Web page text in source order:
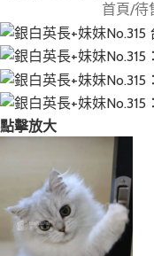
首頁/待
點擊放大